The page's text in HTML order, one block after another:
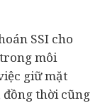
SSI cho
môi
giữ mặt
thời cũng